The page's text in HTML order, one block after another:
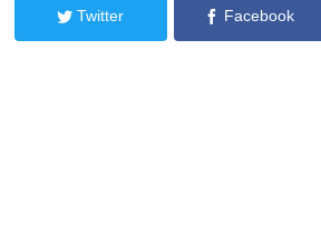
Twitter Facebook